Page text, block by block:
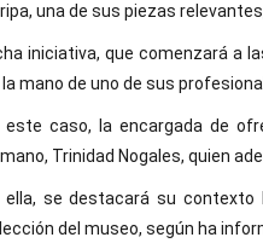
una de sus piezas
iniciativa, que comenzará a
mano de uno de sus
este caso, la encargada de
Trinidad Nogales, quien
ella, se destacará su
del museo, según ha